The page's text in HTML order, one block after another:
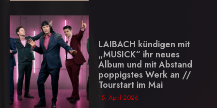
LAIBACH kündigen mit
„MUSICK“ ihr neues
Album und mit Abstand
poppigstes Werk an //
Tourstart im Mai
15. April 2026